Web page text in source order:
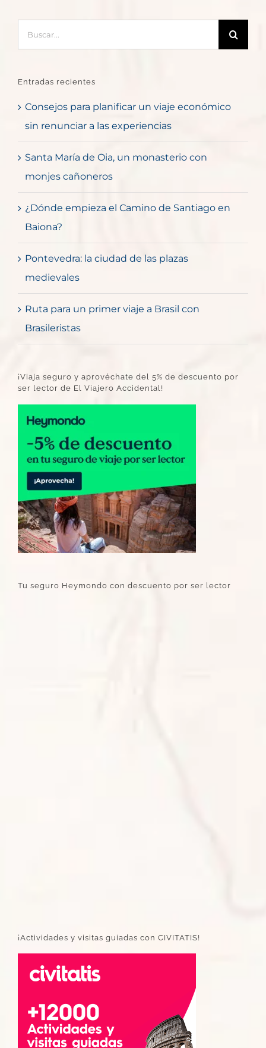
Entradas recientes
Consejos para planificar un viaje económico
sin renunciar a las experiencias
Santa María de Oia, un monasterio con
monjes cañoneros
¿Dónde empieza el Camino de Santiago en
Baiona?
Pontevedra: la ciudad de las plazas
medievales
Ruta para un primer viaje a Brasil con
Brasileristas
¡Viaja seguro y aprovéchate del 5% de descuento por
ser lector de El Viajero Accidental!
Tu seguro Heymondo con descuento por ser lector
¡Actividades y visitas guiadas con CIVITATIS!